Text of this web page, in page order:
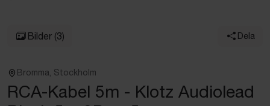
Bilder (3) Dela
Bromma, Stockholm
RCA-Kabel 5m - Klotz Audiolead